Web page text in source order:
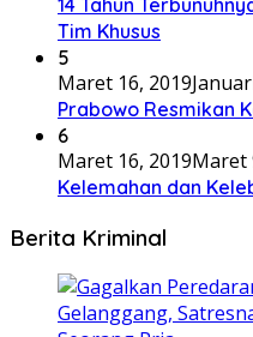
Tim Khusus
5
Maret 16, 2019
Prabowo Resmikan
6
Maret 16, 2019Maret
Kelemahan dan
Berita Kriminal